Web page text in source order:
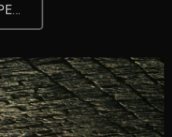
СМОТРЕТЬ НА OPENSEA